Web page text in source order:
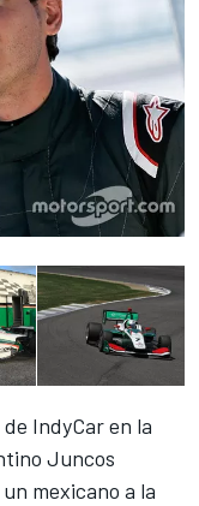
IndyCar en la
Juncos
mexicano a la